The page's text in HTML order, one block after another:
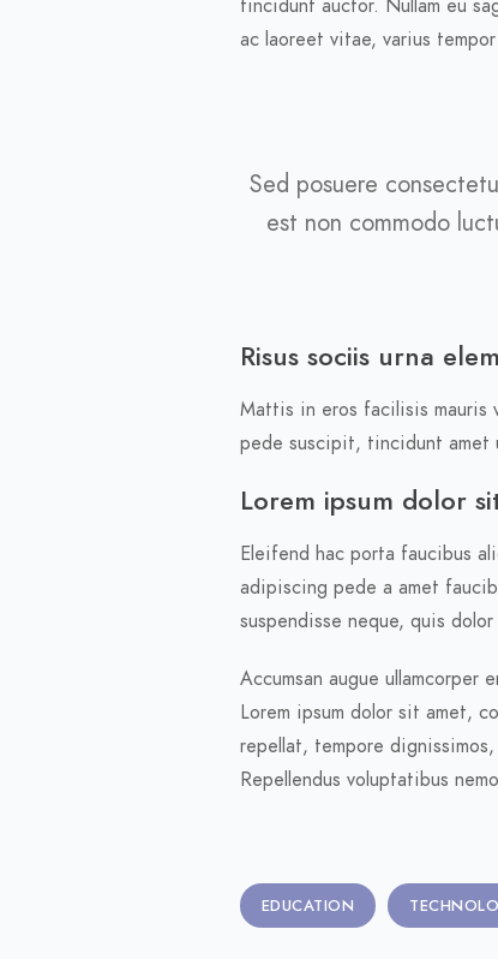
tincidunt auctor. Nullam eu
ac laoreet vitae, varius
Sed posuere
est non commodo
Risus sociis urna
Mattis in eros facilisis mauris
pede suscipit, tincidunt amet
Lorem ipsum dolor
Eleifend hac porta faucibus
adipiscing pede a amet
suspendisse neque, quis
Accumsan augue
Lorem ipsum dolor sit amet,
repellat, tempore
Repellendus voluptatibus
EDUCATION